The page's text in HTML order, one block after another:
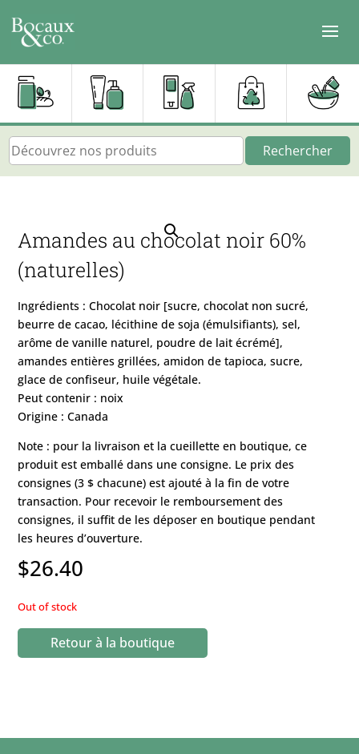
Rechercher
Amandes au chocolat noir 60%
(naturelles)
Ingrédients : Chocolat noir [sucre, chocolat non sucré,
beurre de cacao, lécithine de soja (émulsifiants), sel,
arôme de vanille naturel, poudre de lait écrémé],
amandes entières grillées, amidon de tapioca, sucre,
glace de confiseur, huile végétale.
Peut contenir : noix
Origine : Canada
Note : pour la livraison et la cueillette en boutique, ce
produit est emballé dans une consigne. Le prix des
consignes (3 $ chacune) est ajouté à la fin de votre
transaction. Pour recevoir le remboursement des
consignes, il suffit de les déposer en boutique pendant
les heures d’ouverture.
$26.40
Out of stock
Retour à la boutique